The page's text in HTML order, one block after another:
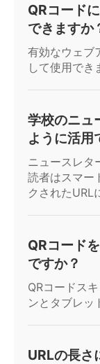
QRコード
できますか
有効なウェブ
して使用でき
学校のニュ
ように活用
ニュースレタ
読者はスマー
クされたURL
QRコード
ですか？
QRコードス
ンとタブレッ
URLの長さ